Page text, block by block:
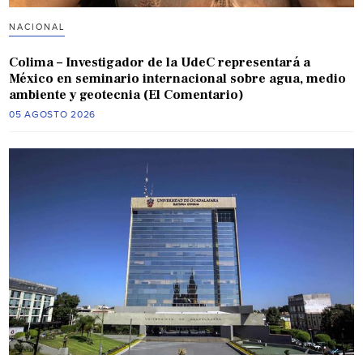
NACIONAL
Colima – Investigador de la UdeC representará a
México en seminario internacional sobre agua, medio
ambiente y geotecnia (El Comentario)
05 AGOSTO 2026